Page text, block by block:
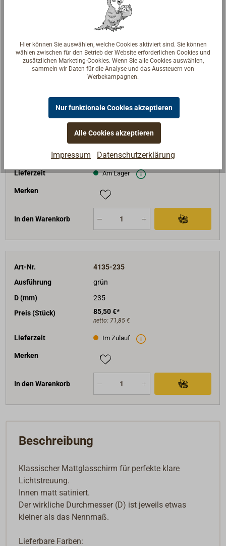
Am Lager
In den Warenkorb
Ausführung
grün
190
netto:63,45 €
Lieferzeit Am Lager
Merken
In den Warenkorb
Art-Nr.
4135-235
Ausführung
grün
D (mm)
235
Preis (Stück)
85,50 €*
netto: 71,85 €
Lieferzeit Im Zulauf
Merken
In den Warenkorb
Beschreibung
Klassischer Mattglasschirm für perfekte klare
Lichtstreuung.
Innen matt satiniert.
Der wirkliche Durchmesser (D) ist jeweils etwas
kleiner als das Nennmaß.
Lieferbare Farben:
Hier können Sie auswählen, welche Cookies aktiviert sind. Sie können
wählen zwischen für den Betrieb der Website erforderlichen Cookies und
zusätzlichen Marketing-Cookies. Wenn Sie alle Cookies auswählen,
sammeln wir Daten für die Analyse und das Aussteuern von
Werbekampagnen.
Nur funktionale Cookies akzeptieren
Alle Cookies akzeptieren
Impressum Datenschutzerklärung